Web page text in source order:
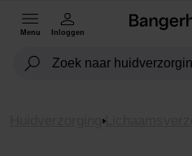
Menu Inloggen